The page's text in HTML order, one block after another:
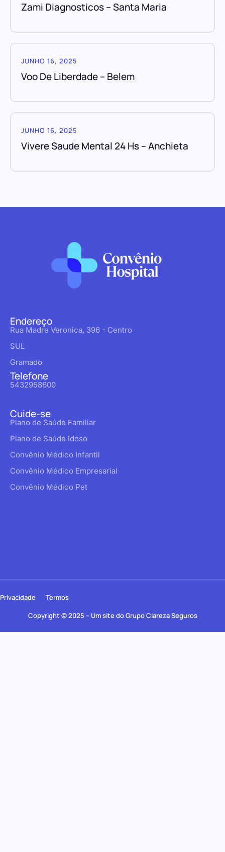
Zami Diagnosticos – Santa Maria
JUNHO 16, 2025
Voo De Liberdade – Belem
JUNHO 16, 2025
Vivere Saude Mental 24 Hs – Anchieta
Endereço
Rua Madre Veronica, 396 - Centro
SUL
Gramado
Telefone
5432958600
Cuide-se
Plano de Saúde Familiar
Plano de Saúde Idoso
Convênio Médico Infantil
Convênio Médico Empresarial
Convênio Médico Pet
Copyright © 2025 – Um site do Grupo Clareza Seguros
Privacidade Termos